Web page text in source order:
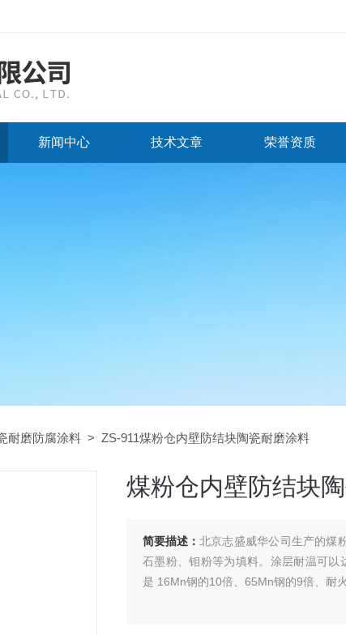
新闻中心 技术文章 荣誉资质
耐磨防腐涂料 > ZS-911煤粉仓内壁防结块陶瓷耐磨涂料
煤粉仓内壁防结块
简要描述： 北京志盛威华公司生产的煤
石墨粉、钼粉等为填料。涂层耐温可
是 16Mn钢的10倍、65Mn钢的9倍、耐